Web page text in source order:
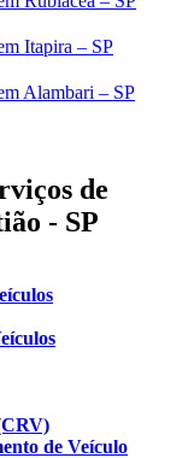
Itapira – SP
Alambari – SP
de
- SP
de Veículo